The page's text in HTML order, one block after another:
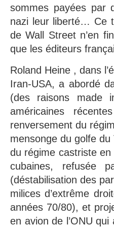
sommes payées par
nazi leur liberté… Ce
de Wall Street n’en
que les éditeurs
Roland Heine , dans
Iran-USA, a abordé
(des raisons made
américaines
renversement du
mensonge du golfe
du régime castriste
cubaines, refusée
(déstabilisation des
milices d’extrême
années 70/80), et
en avion de l’ONU